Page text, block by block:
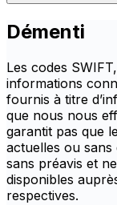
Démenti
Les codes
informations
fournis à titre
que nous nous
garantit pas que
actuelles ou
sans préavis et
disponibles
respectives.